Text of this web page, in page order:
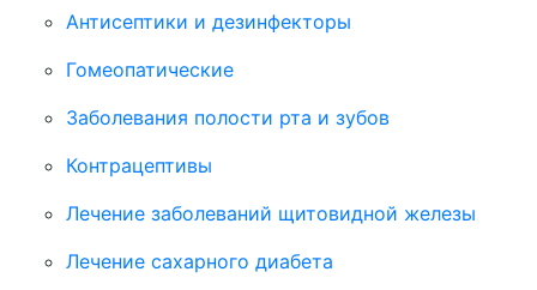
Антисептики и дезинфекторы
Гомеопатические
Заболевания полости рта и зубов
Контрацептивы
Лечение заболеваний щитовидной железы
Лечение сахарного диабета